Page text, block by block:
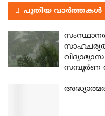
പുതിയ വാർത്തകൾ
സമ്പൂർണ